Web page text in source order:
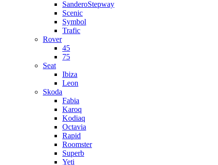
SanderoStepway
Scenic
Symbol
Trafic
Rover
45
75
Seat
Ibiza
Leon
Skoda
Fabia
Karoq
Kodiaq
Octavia
Rapid
Roomster
Superb
Yeti